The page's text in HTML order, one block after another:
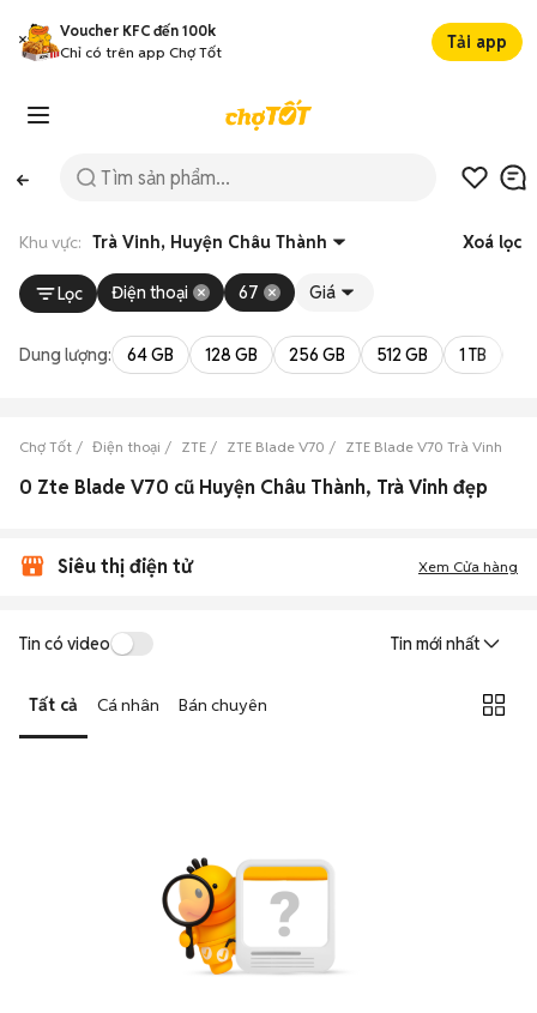
Voucher KFC đến 100k
Chỉ có trên app Chợ Tốt
Tải app
Khu vực: Trà Vinh, Huyện Châu Thành Xoá lọc
Lọc Điện thoại 67 Giá
Dung lượng: 64 GB 128 GB 256 GB 512 GB 1 TB
Chợ Tốt Điện thoại ZTE ZTE Blade V70 ZTE Blade V70 Trà Vinh
0 Zte Blade V70 cũ Huyện Châu Thành, Trà Vinh đẹp
Siêu thị điện tử Xem Cửa hàng
Tin có video Tin mới nhất
Tất cả Cá nhân Bán chuyên